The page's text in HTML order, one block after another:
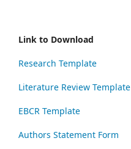
Link to Download
Research Template
Literature Review Template
EBCR Template
Authors Statement Form